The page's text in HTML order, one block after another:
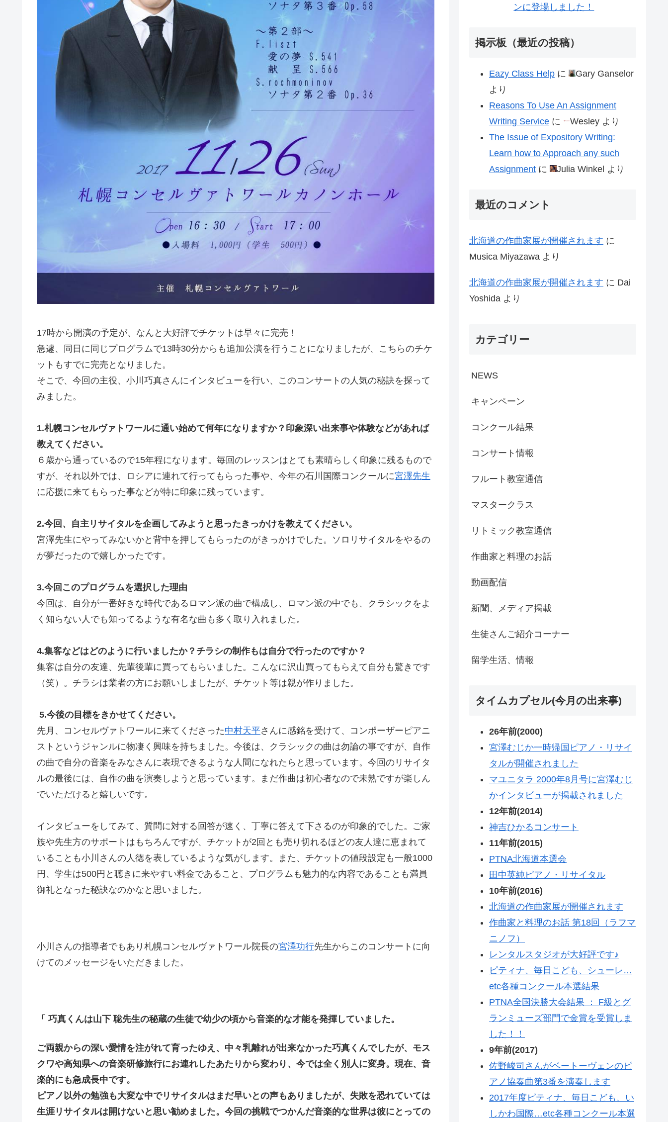
17時から開演の予定が、なんと大好評でチケットは早々に完売！
急遽、同日に同じプログラムで13時30分からも追加公演を行うことになりましたが、こちらのチケ
ットもすでに完売となりました。
そこで、今回の主役、小川巧真さんにインタビューを行い、このコンサートの人気の秘訣を探って
みました。
1.札幌コンセルヴァトワールに通い始めて何年になりますか？印象深い出来事や体験などがあれば
教えてください。
６歳から通っているので15年程になります。毎回のレッスンはとても素晴らしく印象に残るもので
すが、それ以外では、ロシアに連れて行ってもらった事や、今年の石川国際コンクールに宮澤先生
に応援に来てもらった事などが特に印象に残っています。
2.今回、自主リサイタルを企画してみようと思ったきっかけを教えてください。
宮澤先生にやってみないかと背中を押してもらったのがきっかけでした。ソロリサイタルをやるの
が夢だったので嬉しかったです。
3.今回このプログラムを選択した理由
今回は、自分が一番好きな時代であるロマン派の曲で構成し、ロマン派の中でも、クラシックをよ
く知らない人でも知ってるような有名な曲も多く取り入れました。
4.集客などはどのように行いましたか？チラシの制作もは自分で行ったのですか？
集客は自分の友達、先輩後輩に買ってもらいました。こんなに沢山買ってもらえて自分も驚きです
（笑）。チラシは業者の方にお願いしましたが、チケット等は親が作りました。
5.今後の目標をきかせてください。
先月、コンセルヴァトワールに来てくださった中村天平さんに感銘を受けて、コンポーザーピアニ
ストというジャンルに物凄く興味を持ちました。今後は、クラシックの曲は勿論の事ですが、自作
の曲で自分の音楽をみなさんに表現できるような人間になれたらと思っています。今回のリサイタ
ルの最後には、自作の曲を演奏しようと思っています。まだ作曲は初心者なので未熟ですが楽しん
でいただけると嬉しいです。
インタビューをしてみて、質問に対する回答が速く、丁寧に答えて下さるのが印象的でした。ご家
族や先生方のサポートはもちろんですが、チケットが2回とも売り切れるほどの友人達に恵まれて
いることも小川さんの人徳を表しているような気がします。また、チケットの値段設定も一般1000
円、学生は500円と聴きに来やすい料金であること、プログラムも魅力的な内容であることも満員
御礼となった秘訣なのかなと思いました。
小川さんの指導者でもあり札幌コンセルヴァトワール院長の宮澤功行先生からこのコンサートに向
けてのメッセージをいただきました。
「 巧真くんは山下 聡先生の秘蔵の生徒で幼少の頃から音楽的な才能を発揮していました。
ご両親からの深い愛情を注がれて育ったゆえ、中々乳離れが出来なかった巧真くんでしたが、モス
クワや高知県への音楽研修旅行にお連れしたあたりから変わり、今では全く別人に変身。現在、 音
楽的にも急成長中です。
ピアノ以外の勉強も大変な中でリサイタルはまだ早いとの声もありましたが、失敗を恐れていては
生涯リサイタルは開けないと思い勧めました。 今回の挑戦でつかんだ音楽的な世界は彼にとっての
ンに登場しました！
掲示板（最近の投稿）
Eazy Class Help に
Gary Ganselor
より
Reasons To Use An Assignment
Writing Service に Wesley より
The Issue of Expository Writing:
Learn how to Approach any such
Assignment に Julia Winkel より
最近のコメント
北海道の作曲家展が開催されます に
Musica Miyazawa より
北海道の作曲家展が開催されます に Dai
Yoshida より
カテゴリー
NEWS
キャンペーン
コンクール結果
コンサート情報
フルート教室通信
マスタークラス
リトミック教室通信
作曲家と料理のお話
動画配信
新聞、メディア掲載
生徒さんご紹介コーナー
留学生活、情報
タイムカプセル(今月の出来事)
26年前(2000)
宮澤むじか一時帰国ピアノ・リサイ
タルが開催されました
マユニタラ 2000年8月号に宮澤むじ
かインタビューが掲載されました
12年前(2014)
神吉ひかるコンサート
11年前(2015)
PTNA北海道本選会
田中英純ピアノ・リサイタル
10年前(2016)
北海道の作曲家展が開催されます
作曲家と料理のお話 第18回（ラフマ
ニノフ）
レンタルスタジオが大好評です♪
ピティナ、毎日こども、シューレ…
etc各種コンクール本選結果
PTNA全国決勝大会結果 ： F級とグ
ランミューズ部門で金賞を受賞しま
した！！
9年前(2017)
佐野峻司さんがベートーヴェンのピ
アノ協奏曲第3番を演奏します
2017年度ピティナ、毎日こども、い
しかわ国際…etc各種コンクール本選